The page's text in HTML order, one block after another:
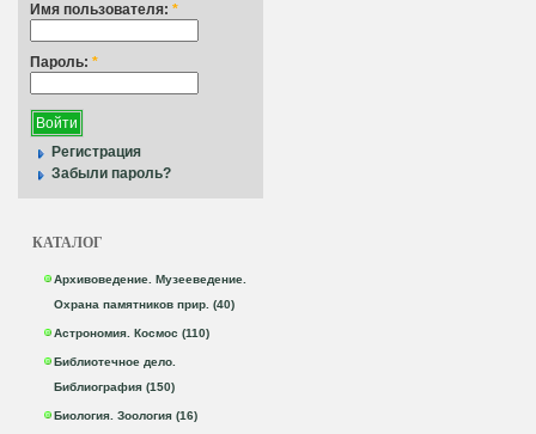
Имя пользователя: *
Пароль: *
Регистрация
Забыли пароль?
КАТАЛОГ
Архивоведение. Музееведение.
Охрана памятников прир. (40)
Астрономия. Космос (110)
Библиотечное дело.
Библиография (150)
Биология. Зоология (16)